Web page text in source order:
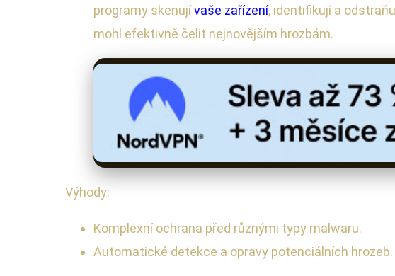
programy skenujívaše zařízení, identifikují a
mohl efektivně čelit nejnovějším hrozbám.
Výhody:
Komplexní ochrana před různými typy malwaru.
Automatické detekce a opravy potenciálních hrozeb.